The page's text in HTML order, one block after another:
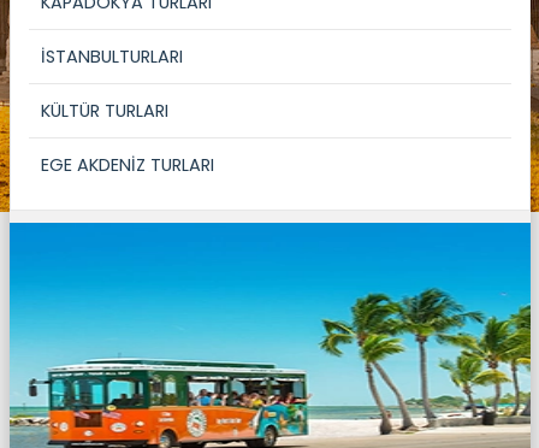
İSTANBULTURLARI
KÜLTÜR TURLARI
EGE AKDENİZ TURLARI